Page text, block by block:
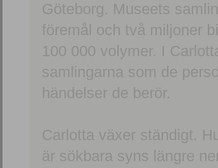
Göteborg. Museets
föremål och två miljoner
100 000 volymer. I
samlingarna som de
händelser de berör.
Carlotta växer ständigt.
är sökbara syns längre